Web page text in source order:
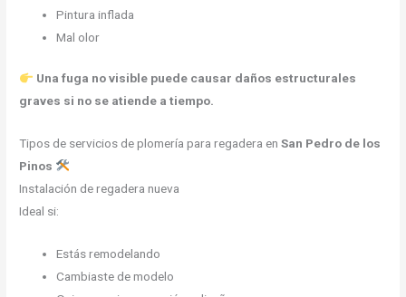
Pintura inflada
Mal olor
Una fuga no visible puede causar daños estructurales
graves si no se atiende a tiempo.
Tipos de servicios de plomería para regadera enSan Pedro de los
Pinos
Instalación de regadera nueva
Ideal si:
Estás remodelando
Cambiaste de modelo